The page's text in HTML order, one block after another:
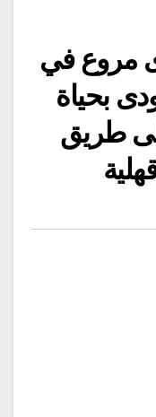
مروع في
بحياة
طريق